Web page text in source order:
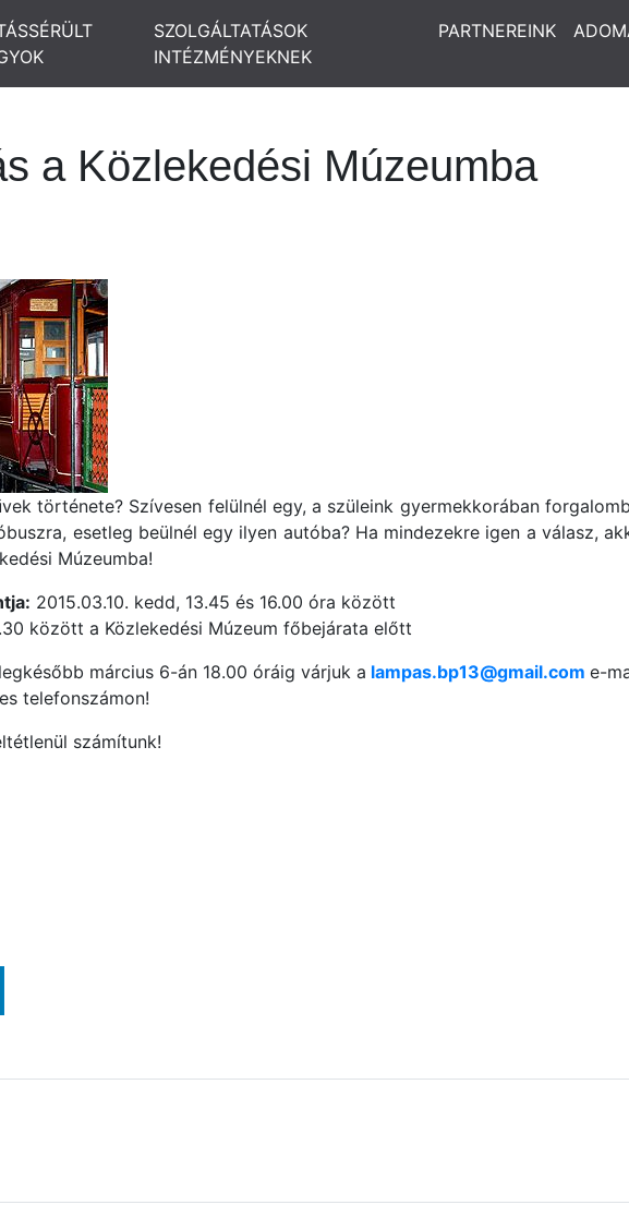
SZOLGÁLTATÁSOK
INTÉZMÉNYEKNEK
PARTNEREINK
a Közlekedési Múzeumba
története? Szívesen felülnél egy, a szüleink gyermekkorában
esetleg beülnél egy ilyen autóba? Ha mindezekre igen a válasz,
Múzeumba!
2015.03.10. kedd, 13.45 és 16.00 óra között
között a Közlekedési Múzeum főbejárata előtt
március 6-án 18.00 óráig várjuk a lampas.bp13@gmail.com e-
telefonszámon!
számítunk!